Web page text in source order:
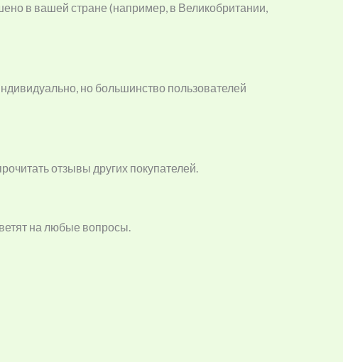
в вашей стране (например, в Великобритании,
но большинство пользователей
отзывы других покупателей.
на любые вопросы.